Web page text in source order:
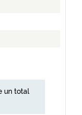
un total